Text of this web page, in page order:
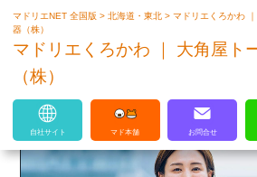
マドリエはLIXILの厳しい基準
マドリエNET 全国版>北海道・東北>マドリエくろかわ
器（株）
マドリエくろかわ ｜ 大角屋ト
（株）
自社サイト マド本舗 お問合せ